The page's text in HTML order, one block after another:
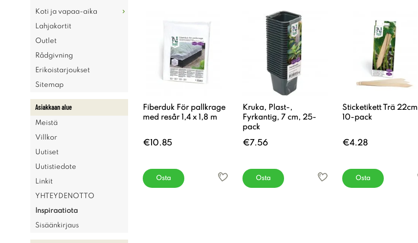
Koti ja vapaa-aika
Lahjakortit
Outlet
Rådgivning
Erikoistarjoukset
Sitemap
Asiakkaan alue
Meistä
Villkor
Uutiset
Uutistiedote
Linkit
YHTEYDENOTTO
Inspiraatiota
Sisäänkirjaus
Fiberduk För pallkrage
med resår 1,4 x 1,8 m
€10.85
Osta
Kruka, Plast-,
Fyrkantig, 7 cm, 25-
pack
€7.56
Osta
Sticketikett Trä 22cm
10-pack
€4.28
Osta